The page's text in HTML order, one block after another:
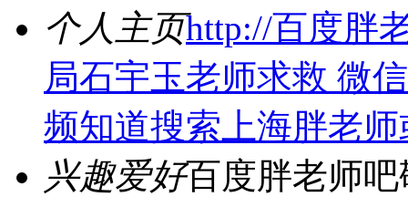
个人主页http://百度胖
局石宇玉老师求救 微
频知道搜索上海胖老
兴趣爱好百度胖老师